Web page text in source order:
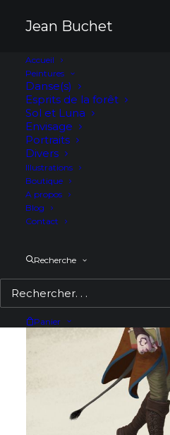
Jean Buchet
Accueil
Peintures
Danse(s)
Esprits de la forêt
Sol et Luna
Envisage
Portraits
Divers
Illustrations
Boutique
A propos
Blog
Contact
Recherche
Panier
Les Cinq
Série d’illustrations
Les Cinq